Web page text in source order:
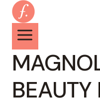
Zum
Inhalt
springen
BEAUTY